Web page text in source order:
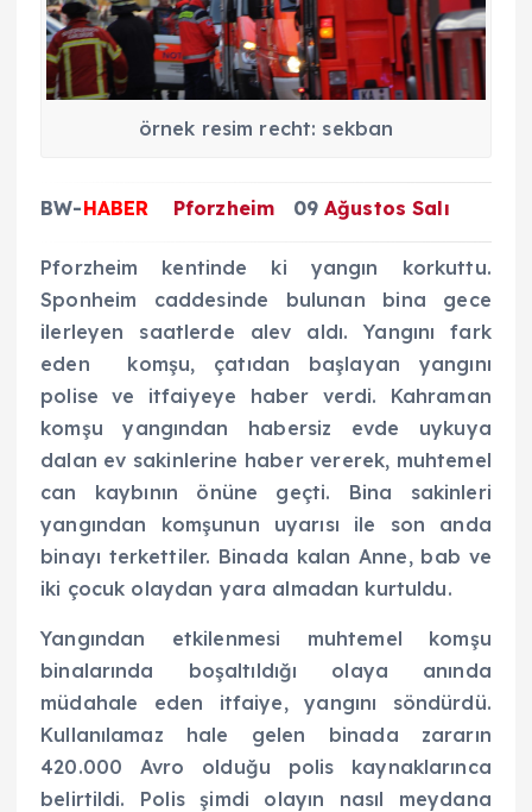
örnek resim recht: sekban
BW-HABER Pforzheim 09 Ağustos Salı
Pforzheim kentinde ki yangın korkuttu.
Sponheim caddesinde bulunan bina gece
ilerleyen saatlerde alev aldı. Yangını fark
eden komşu, çatıdan başlayan yangını
polise ve itfaiyeye haber verdi. Kahraman
komşu yangından habersiz evde uykuya
dalan ev sakinlerine haber vererek, muhtemel
can kaybının önüne geçti. Bina sakinleri
yangından komşunun uyarısı ile son anda
binayı terkettiler. Binada kalan Anne, bab ve
iki çocuk olaydan yara almadan kurtuldu.
Yangından etkilenmesi muhtemel komşu
binalarında boşaltıldığı olaya anında
müdahale eden itfaiye, yangını söndürdü.
Kullanılamaz hale gelen binada zararın
420.000 Avro olduğu polis kaynaklarınca
belirtildi. Polis şimdi olayın nasıl meydana